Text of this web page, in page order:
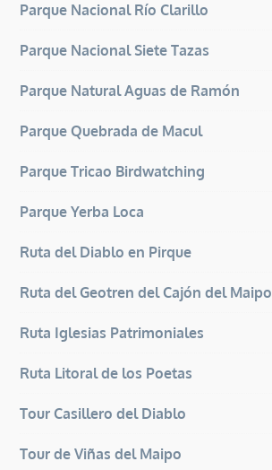
Parque Nacional Río Clarillo
Parque Nacional Siete Tazas
Parque Natural Aguas de Ramón
Parque Quebrada de Macul
Parque Tricao Birdwatching
Parque Yerba Loca
Ruta del Diablo en Pirque
Ruta del Geotren del Cajón del Maipo
Ruta Iglesias Patrimoniales
Ruta Litoral de los Poetas
Tour Casillero del Diablo
Tour de Viñas del Maipo